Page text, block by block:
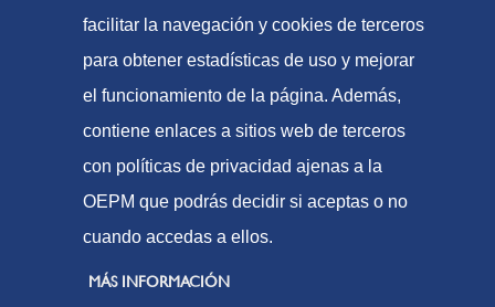
© Oficina Española de Patentes e Marcas, 2021
Accesibilidade
Aviso Legal
Política de Cookies
Protección de datos
facilitar la navegación y cookies de terceros
para obtener estadísticas de uso y mejorar
el funcionamiento de la página. Además,
contiene enlaces a sitios web de terceros
con políticas de privacidad ajenas a la
OEPM que podrás decidir si aceptas o no
cuando accedas a ellos.
MÁS INFORMACIÓN